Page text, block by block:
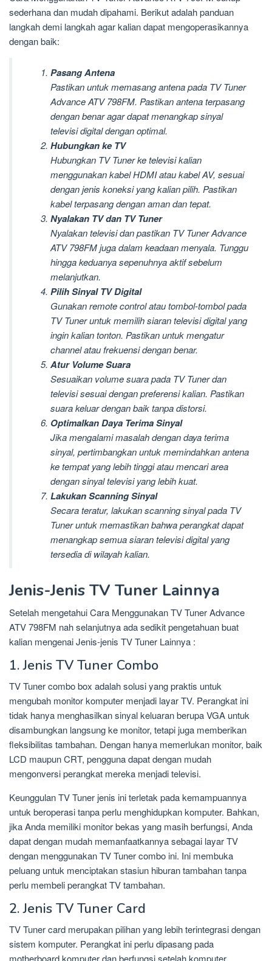
sederhana dan mudah dipahami. Berikut adalah panduan
langkah demi langkah agar kalian dapat mengoperasikannya
dengan baik:
Pasang Antena
Pastikan untuk memasang antena pada TV Tuner
Advance ATV 798FM. Pastikan antena terpasang
dengan benar agar dapat menangkap sinyal
televisi digital dengan optimal.
Hubungkan ke TV
Hubungkan TV Tuner ke televisi kalian
menggunakan kabel HDMI atau kabel AV, sesuai
dengan jenis koneksi yang kalian pilih. Pastikan
kabel terpasang dengan aman dan tepat.
Nyalakan TV dan TV Tuner
Nyalakan televisi dan pastikan TV Tuner Advance
ATV 798FM juga dalam keadaan menyala. Tunggu
hingga keduanya sepenuhnya aktif sebelum
melanjutkan.
Pilih Sinyal TV Digital
Gunakan remote control atau tombol-tombol pada
TV Tuner untuk memilih siaran televisi digital yang
ingin kalian tonton. Pastikan untuk mengatur
channel atau frekuensi dengan benar.
Atur Volume Suara
Sesuaikan volume suara pada TV Tuner dan
televisi sesuai dengan preferensi kalian. Pastikan
suara keluar dengan baik tanpa distorsi.
Optimalkan Daya Terima Sinyal
Jika mengalami masalah dengan daya terima
sinyal, pertimbangkan untuk memindahkan antena
ke tempat yang lebih tinggi atau mencari area
dengan sinyal televisi yang lebih kuat.
Lakukan Scanning Sinyal
Secara teratur, lakukan scanning sinyal pada TV
Tuner untuk memastikan bahwa perangkat dapat
menangkap semua siaran televisi digital yang
tersedia di wilayah kalian.
Jenis-Jenis TV Tuner Lainnya
Setelah mengetahui Cara Menggunakan TV Tuner Advance
ATV 798FM nah selanjutnya ada sedikit pengetahuan buat
kalian mengenai Jenis-jenis TV Tuner Lainnya :
1. Jenis TV Tuner Combo
TV Tuner combo box adalah solusi yang praktis untuk
mengubah monitor komputer menjadi layar TV. Perangkat ini
tidak hanya menghasilkan sinyal keluaran berupa VGA untuk
disambungkan langsung ke monitor, tetapi juga memberikan
fleksibilitas tambahan. Dengan hanya memerlukan monitor, baik
LCD maupun CRT, pengguna dapat dengan mudah
mengonversi perangkat mereka menjadi televisi.
Keunggulan TV Tuner jenis ini terletak pada kemampuannya
untuk beroperasi tanpa perlu menghidupkan komputer. Bahkan,
jika Anda memiliki monitor bekas yang masih berfungsi, Anda
dapat dengan mudah memanfaatkannya sebagai layar TV
dengan menggunakan TV Tuner combo ini. Ini membuka
peluang untuk menciptakan stasiun hiburan tambahan tanpa
perlu membeli perangkat TV tambahan.
2. Jenis TV Tuner Card
TV Tuner card merupakan pilihan yang lebih terintegrasi dengan
sistem komputer. Perangkat ini perlu dipasang pada
motherboard komputer dan berfungsi setelah komputer